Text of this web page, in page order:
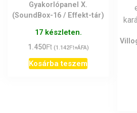
Gyakorlópanel X.
(SoundBox-16 / Effekt-tár)
17 készleten.
1.450Ft (1.142Ft+ÁFA)
Kosárba teszem